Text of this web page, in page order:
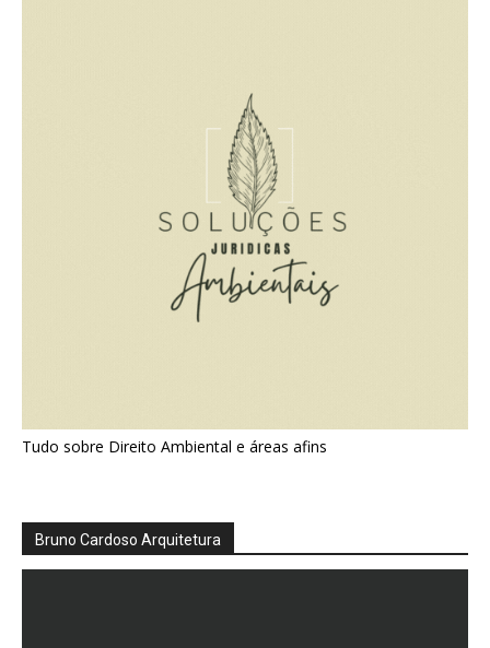
Tudo sobre Direito Ambiental e áreas afins
Bruno Cardoso Arquitetura